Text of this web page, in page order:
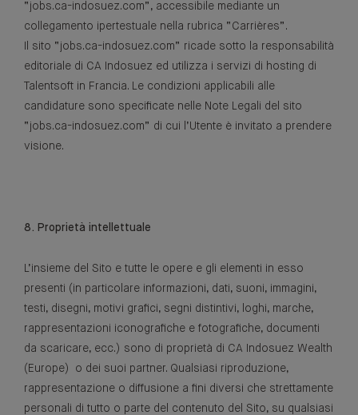
“jobs.ca-indosuez.com”, accessibile mediante un
collegamento ipertestuale nella rubrica “Carrières”.
Il sito “jobs.ca-indosuez.com” ricade sotto la responsabilità
editoriale di CA Indosuez ed utilizza i servizi di hosting di
Talentsoft in Francia. Le condizioni applicabili alle
candidature sono specificate nelle Note Legali del sito
“jobs.ca-indosuez.com” di cui l’Utente è invitato a prendere
visione.
8. Proprietà intellettuale
L’insieme del Sito e tutte le opere e gli elementi in esso
presenti (in particolare informazioni, dati, suoni, immagini,
testi, disegni, motivi grafici, segni distintivi, loghi, marche,
rappresentazioni iconografiche e fotografiche, documenti
da scaricare, ecc.) sono di proprietà di CA Indosuez Wealth
(Europe) o dei suoi partner. Qualsiasi riproduzione,
rappresentazione o diffusione a fini diversi che strettamente
personali di tutto o parte del contenuto del Sito, su qualsiasi